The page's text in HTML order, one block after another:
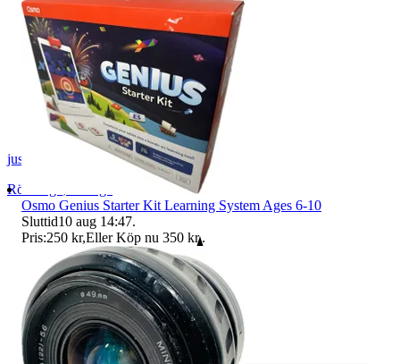
justbrowsing
Rönninge
Osmo Genius Starter Kit Learning System Ages 6-10
Sluttid10 aug 14:47.
Pris:250 kr,Eller Köp nu 350 kr,.